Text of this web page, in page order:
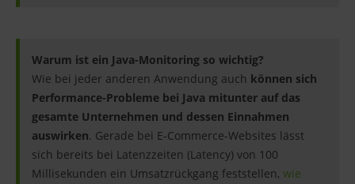
Warum ist ein Java-Monitoring so wichtig?
Wie bei jeder anderen Anwendung auch können sich
Performance-Probleme bei Java mitunter auf das
gesamte Unternehmen und dessen Einnahmen
auswirken. Gerade bei E-Commerce-Websites lässt
sich bereits bei Latenzzeiten (Latency) von 100
Millisekunden ein Umsatzrückgang feststellen, wie